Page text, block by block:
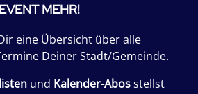
MEHR!
eine Übersicht über alle
Deiner Stadt/Gemeinde.
und Kalender-Abosstellst